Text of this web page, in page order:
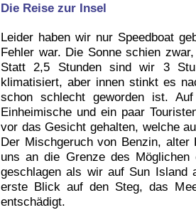
Die Reise zur Insel
Leider haben wir nur Speedboat
Fehler war. Die Sonne schien
Statt 2,5 Stunden sind wir 3
klimatisiert, aber innen stinkt es
schon schlecht geworden ist.
Einheimische und ein paar
vor das Gesicht gehalten, welche
Der Mischgeruch von Benzin, alter
uns an die Grenze des
geschlagen als wir auf Sun Island
erste Blick auf den Steg, das
entschädigt.